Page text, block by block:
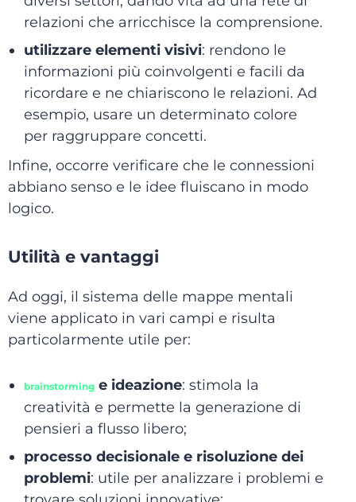
relazioni che arricchisce la comprensione.
utilizzare elementi visivi: rendono le
informazioni più coinvolgenti e facili da
ricordare e ne chiariscono le relazioni. Ad
esempio, usare un determinato colore
per raggruppare concetti.
Infine, occorre verificare che le connessioni
abbiano senso e le idee fluiscano in modo
logico.
Utilità e vantaggi
Ad oggi, il sistema delle mappe mentali
viene applicato in vari campi e risulta
particolarmente utile per:
brainstorming e ideazione: stimola la
creatività e permette la generazione di
pensieri a flusso libero;
processo decisionale e risoluzione dei
problemi: utile per analizzare i problemi e